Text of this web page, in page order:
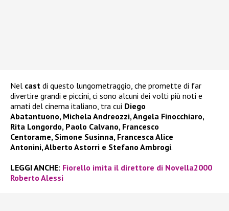
Nel cast di questo lungometraggio, che promette di far
divertire grandi e piccini, ci sono alcuni dei volti più noti e
amati del cinema italiano, tra cui Diego
Abatantuono, Michela Andreozzi, Angela Finocchiaro,
Rita Longordo, Paolo Calvano, Francesco
Centorame, Simone Susinna, Francesca Alice
Antonini, Alberto Astorri e Stefano Ambrogi.
LEGGI ANCHE: Fiorello imita il direttore di Novella2000
Roberto Alessi